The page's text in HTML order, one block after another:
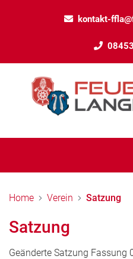
kontakt-
Home Verein Satzung
Satzung
Geänderte Satzung Fassung